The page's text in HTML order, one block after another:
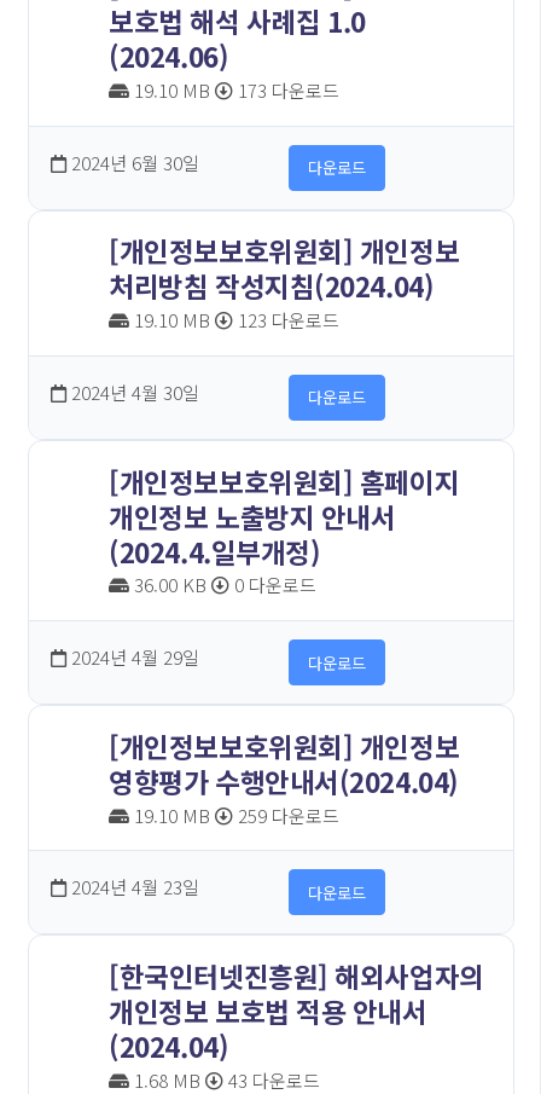
보호법 해석 사례집 1.0
(2024.06)
19.10 MB 173 다운로드
2024년 6월 30일 다운로드
[개인정보보호위원회] 개인정보
처리방침 작성지침(2024.04)
19.10 MB 123 다운로드
2024년 4월 30일 다운로드
[개인정보보호위원회] 홈페이지
개인정보 노출방지 안내서
(2024.4.일부개정)
36.00 KB 0 다운로드
2024년 4월 29일 다운로드
[개인정보보호위원회] 개인정보
영향평가 수행안내서(2024.04)
19.10 MB 259 다운로드
2024년 4월 23일 다운로드
[한국인터넷진흥원] 해외사업자의
개인정보 보호법 적용 안내서
(2024.04)
1.68 MB 43 다운로드